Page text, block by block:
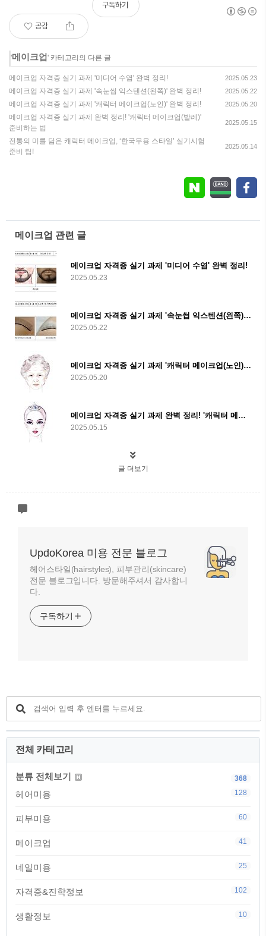
공감
구독하기
'메이크업 ' 카테고리의 다른 글
메이크업 자격증 실기 과제 '미디어 수염' 완벽 정리! 2025.05.23
메이크업 자격증 실기 과제 '속눈썹 익스텐션(왼쪽)' 완벽 정리! 2025.05.22
메이크업 자격증 실기 과제 '캐릭터 메이크업(노인)' 완벽 정리! 2025.05.20
메이크업 자격증 실기 과제 완벽 정리! '캐릭터 메이크업(발레)'
준비하는 법
2025.05.15
전통의 미를 담은 캐릭터 메이크업, ‘한국무용 스타일’ 실기시험
준비 팁!
2025.05.14
메이크업 관련 글
메이크업 자격증 실기 과제 '미디어 수염' 완벽 정리!
2025.05.23
메이크업 자격증 실기 과제 '속눈썹 익스텐션(왼쪽)' 완벽 정리!
2025.05.22
메이크업 자격증 실기 과제 '캐릭터 메이크업(노인)' 완벽 정리!
2025.05.20
메이크업 자격증 실기 과제 완벽 정리! '캐릭터 메이크업(발레)' 준비하는 법
2025.05.15
글 더보기
UpdoKorea 미용 전문 블로그
헤어스타일(hairstyles), 피부관리(skincare)
전문 블로그입니다. 방문해주셔서 감사합니
다.
구독하기
전체 카테고리
분류 전체보기 368
헤어미용 128
피부미용 60
메이크업 41
네일미용 25
자격증&진학정보 102
생활정보 10